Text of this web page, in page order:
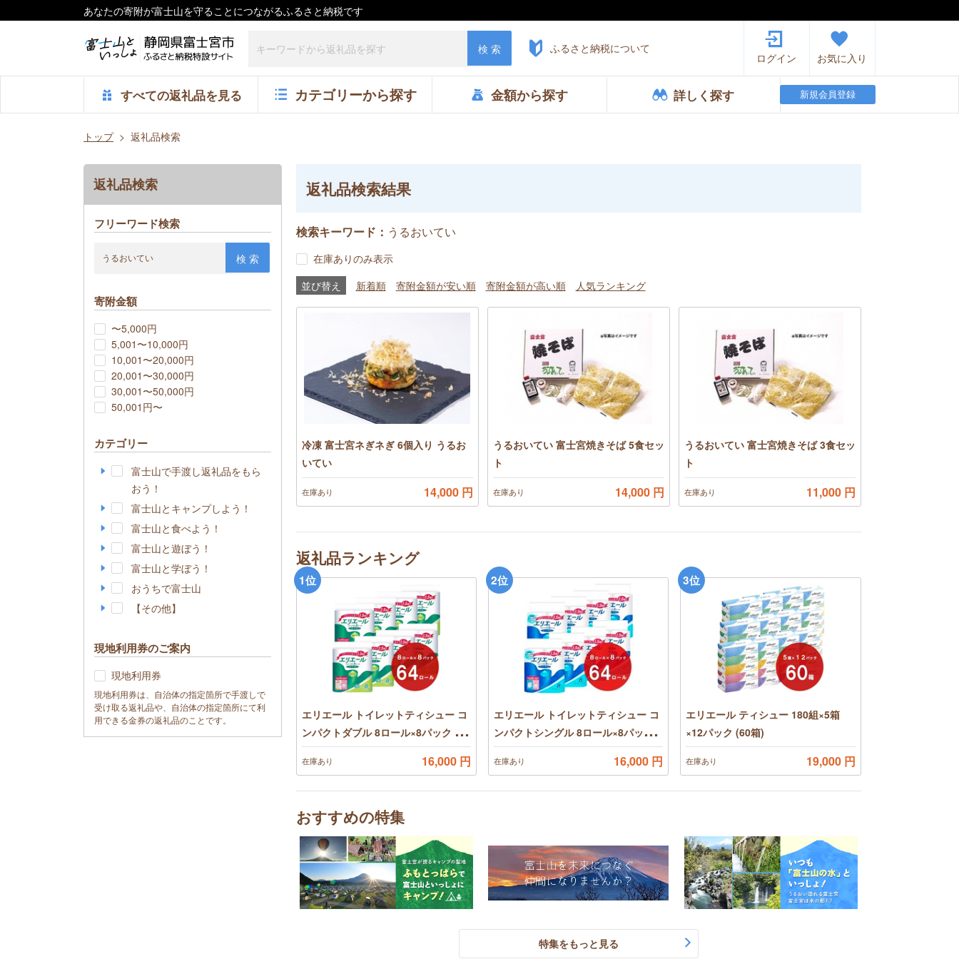
あなたの寄附が富士山を守ることにつながるふるさと納税です
検 索 ふるさと納税について
ログイン お気に入り
すべての返礼品を見る カテゴリーから探す 金額から探す 詳しく探す 新規会員登録
トップ > 返礼品検索
返礼品検索
フリーワード検索
検 索
寄附金額
〜5,000円
5,001〜10,000円
10,001〜20,000円
20,001〜30,000円
30,001〜50,000円
50,001円〜
カテゴリー
富士山で手渡し返礼品をもら
おう！
富士山とキャンプしよう！
富士山と食べよう！
富士山と遊ぼう！
富士山と学ぼう！
おうちで富士山
【その他】
現地利用券のご案内
現地利用券
現地利用券は、自治体の指定箇所で手渡しで
受け取る返礼品や、自治体の指定箇所にて利
用できる金券の返礼品のことです。
返礼品検索結果
検索キーワード： うるおいてい
在庫ありのみ表示
並び替え
新着順 寄附金額が安い順 寄附金額が高い順 人気ランキング
冷凍 富士宮ネぎネぎ 6個入り うるお
いてい
在庫あり 14,000 円
うるおいてい 富士宮焼きそば 5食セッ
ト
在庫あり 14,000 円
うるおいてい 富士宮焼きそば 3食セッ
ト
在庫あり 11,000 円
返礼品ランキング
1位
エリエール トイレットティシュー コ
ンパクトダブル 8ロール×8パック 64
ロール 1.5倍巻 45m トイレットペ
ーパー ダブル パルプ100％ 香りつき
在庫あり 16,000 円
2位
エリエール トイレットティシュー コ
ンパクトシングル 8ロール×8パック
64ロール 1.5倍巻 82.5m トイレッ
トペーパー シングル パルプ100％ 香
在庫あり 16,000 円
3位
エリエール ティシュー 180組×5箱
×12パック (60箱)
在庫あり 19,000 円
おすすめの特集
特集をもっと見る